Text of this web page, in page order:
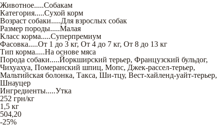
Животное.....Собакам
Категория.....Сухой корм
Возраст собаки.....Для взрослых собак
Размер породы.....Малая
Класс корма.....Суперпремиум
Фасовка.....От 1 до 3 кг, От 4 до 7 кг, От 8 до 13 кг
Тип корма.....На основе мяса
Порода собаки.....Йоркширский терьер, Французский бульдог,
Чихуахуа, Померанский шпиц, Мопс, Джек-рассел-терьер,
Мальтийская болонка, Такса, Ши-тцу, Вест-хайленд-уайт-терьер,
Шнауцер
Ингредиенты.....Утка
252 грн/кг
1,5 кг
504,20
-25%